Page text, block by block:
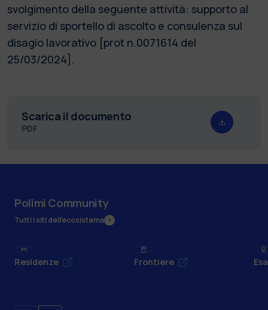
svolgimento della seguente attività: supporto al
servizio di sportello di ascolto e consulenza sul
disagio lavorativo [prot n.0071614 del
25/03/2024].
Scarica il documento
PDF
Polimi Community
Tutti i siti dell’ecosistema
Residenze Frontiere